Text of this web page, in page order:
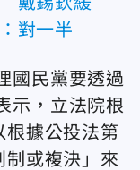
對一半
國民黨要透過
示，立法院根
根據公投法第
制或複決」來